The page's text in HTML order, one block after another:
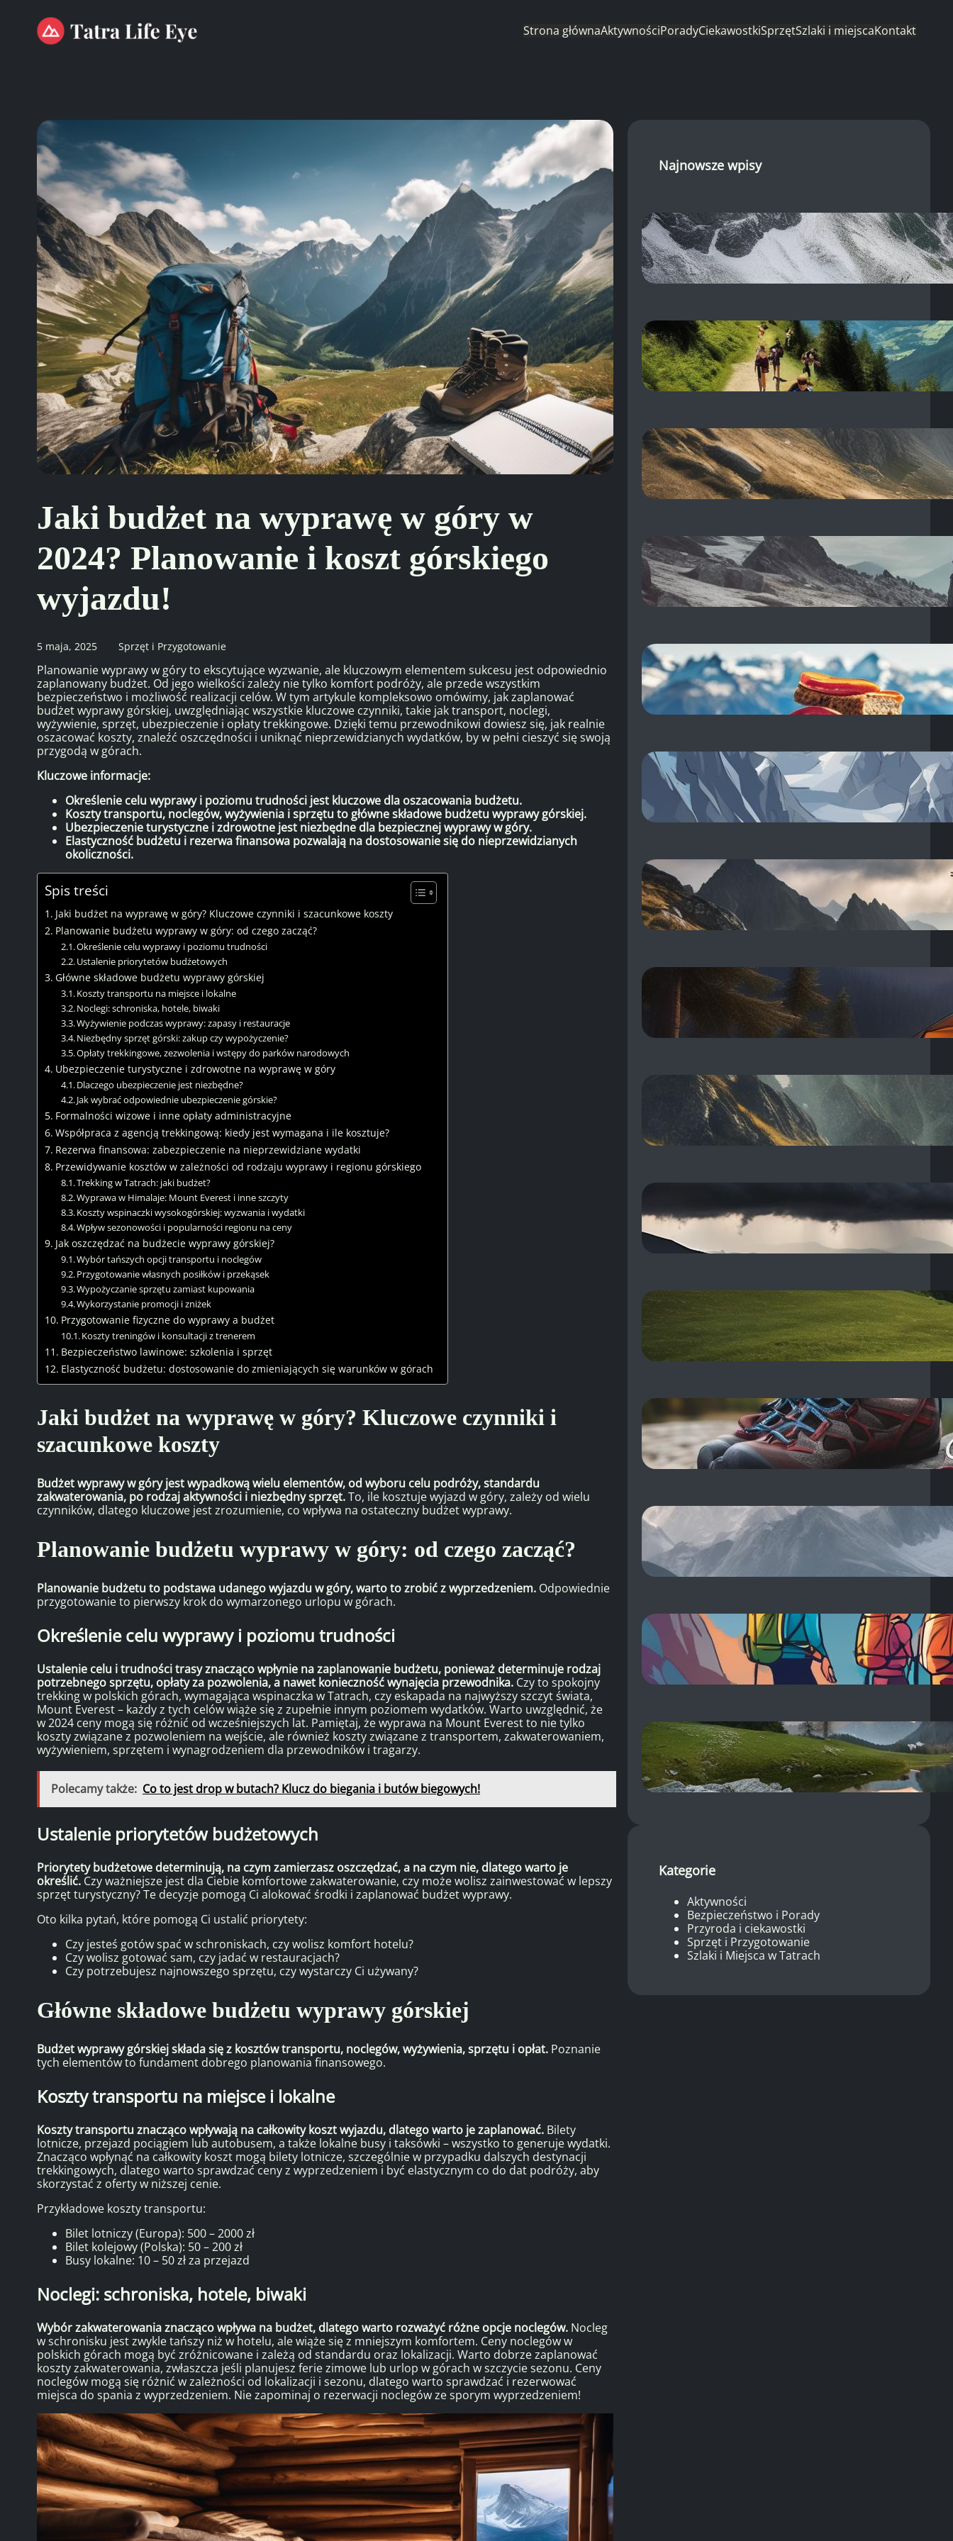
Strona głównaAktywnościPoradyCiekawostkiSprzętSzlaki i miejscaKontakt
Jaki budżet na wyprawę w góry w
2024? Planowanie i koszt górskiego
wyjazdu!
5 maja, 2025 Sprzęt i Przygotowanie
Planowanie wyprawy w góry to ekscytujące wyzwanie, ale kluczowym elementem sukcesu jest odpowiednio
zaplanowany budżet. Od jego wielkości zależy nie tylko komfort podróży, ale przede wszystkim
bezpieczeństwo i możliwość realizacji celów. W tym artykule kompleksowo omówimy, jak zaplanować
budżet wyprawy górskiej, uwzględniając wszystkie kluczowe czynniki, takie jak transport, noclegi,
wyżywienie, sprzęt, ubezpieczenie i opłaty trekkingowe. Dzięki temu przewodnikowi dowiesz się, jak realnie
oszacować koszty, znaleźć oszczędności i uniknąć nieprzewidzianych wydatków, by w pełni cieszyć się swoją
przygodą w górach.
Kluczowe informacje:
Określenie celu wyprawy i poziomu trudności jest kluczowe dla oszacowania budżetu.
Koszty transportu, noclegów, wyżywienia i sprzętu to główne składowe budżetu wyprawy górskiej.
Ubezpieczenie turystyczne i zdrowotne jest niezbędne dla bezpiecznej wyprawy w góry.
Elastyczność budżetu i rezerwa finansowa pozwalają na dostosowanie się do nieprzewidzianych
okoliczności.
Spis treści
Jaki budżet na wyprawę w góry? Kluczowe czynniki i szacunkowe koszty
Planowanie budżetu wyprawy w góry: od czego zacząć?
Określenie celu wyprawy i poziomu trudności
Ustalenie priorytetów budżetowych
Główne składowe budżetu wyprawy górskiej
Koszty transportu na miejsce i lokalne
Noclegi: schroniska, hotele, biwaki
Wyżywienie podczas wyprawy: zapasy i restauracje
Niezbędny sprzęt górski: zakup czy wypożyczenie?
Opłaty trekkingowe, zezwolenia i wstępy do parków narodowych
Ubezpieczenie turystyczne i zdrowotne na wyprawę w góry
Dlaczego ubezpieczenie jest niezbędne?
Jak wybrać odpowiednie ubezpieczenie górskie?
Formalności wizowe i inne opłaty administracyjne
Współpraca z agencją trekkingową: kiedy jest wymagana i ile kosztuje?
Rezerwa finansowa: zabezpieczenie na nieprzewidziane wydatki
Przewidywanie kosztów w zależności od rodzaju wyprawy i regionu górskiego
Trekking w Tatrach: jaki budżet?
Wyprawa w Himalaje: Mount Everest i inne szczyty
Koszty wspinaczki wysokogórskiej: wyzwania i wydatki
Wpływ sezonowości i popularności regionu na ceny
Jak oszczędzać na budżecie wyprawy górskiej?
Wybór tańszych opcji transportu i noclegów
Przygotowanie własnych posiłków i przekąsek
Wypożyczanie sprzętu zamiast kupowania
Wykorzystanie promocji i zniżek
Przygotowanie fizyczne do wyprawy a budżet
Koszty treningów i konsultacji z trenerem
Bezpieczeństwo lawinowe: szkolenia i sprzęt
Elastyczność budżetu: dostosowanie do zmieniających się warunków w górach
Jaki budżet na wyprawę w góry? Kluczowe czynniki i
szacunkowe koszty
Budżet wyprawy w góry jest wypadkową wielu elementów, od wyboru celu podróży, standardu
zakwaterowania, po rodzaj aktywności i niezbędny sprzęt.To, ile kosztuje wyjazd w góry, zależy od wielu
czynników, dlatego kluczowe jest zrozumienie, co wpływa na ostateczny budżet wyprawy.
Planowanie budżetu wyprawy w góry: od czego zacząć?
Planowanie budżetu to podstawa udanego wyjazdu w góry, warto to zrobić z wyprzedzeniem. Odpowiednie
przygotowanie to pierwszy krok do wymarzonego urlopu w górach.
Określenie celu wyprawy i poziomu trudności
Ustalenie celu i trudności trasy znacząco wpłynie na zaplanowanie budżetu, ponieważ determinuje rodzaj
potrzebnego sprzętu, opłaty za pozwolenia, a nawet konieczność wynajęcia przewodnika. Czy to spokojny
trekking w polskich górach, wymagająca wspinaczka w Tatrach, czy eskapada na najwyższy szczyt świata,
Mount Everest – każdy z tych celów wiąże się z zupełnie innym poziomem wydatków. Warto uwzględnić, że
w 2024 ceny mogą się różnić od wcześniejszych lat. Pamiętaj, że wyprawa na Mount Everest to nie tylko
koszty związane z pozwoleniem na wejście, ale również koszty związane z transportem, zakwaterowaniem,
wyżywieniem, sprzętem i wynagrodzeniem dla przewodników i tragarzy.
Polecamy także: Co to jest drop w butach? Klucz do biegania i butów biegowych!
Ustalenie priorytetów budżetowych
Priorytety budżetowe determinują, na czym zamierzasz oszczędzać, a na czym nie, dlatego warto je
określić. Czy ważniejsze jest dla Ciebie komfortowe zakwaterowanie, czy może wolisz zainwestować w lepszy
sprzęt turystyczny? Te decyzje pomogą Ci alokować środki i zaplanować budżet wyprawy.
Oto kilka pytań, które pomogą Ci ustalić priorytety:
Czy jesteś gotów spać w schroniskach, czy wolisz komfort hotelu?
Czy wolisz gotować sam, czy jadać w restauracjach?
Czy potrzebujesz najnowszego sprzętu, czy wystarczy Ci używany?
Główne składowe budżetu wyprawy górskiej
Budżet wyprawy górskiej składa się z kosztów transportu, noclegów, wyżywienia, sprzętu i opłat. Poznanie
tych elementów to fundament dobrego planowania finansowego.
Koszty transportu na miejsce i lokalne
Koszty transportu znacząco wpływają na całkowity koszt wyjazdu, dlatego warto je zaplanować. Bilety
lotnicze, przejazd pociągiem lub autobusem, a także lokalne busy i taksówki – wszystko to generuje wydatki.
Znacząco wpłynąć na całkowity koszt mogą bilety lotnicze, szczególnie w przypadku dalszych destynacji
trekkingowych, dlatego warto sprawdzać ceny z wyprzedzeniem i być elastycznym co do dat podróży, aby
skorzystać z oferty w niższej cenie.
Przykładowe koszty transportu:
Bilet lotniczy (Europa): 500 – 2000 zł
Bilet kolejowy (Polska): 50 – 200 zł
Busy lokalne: 10 – 50 zł za przejazd
Noclegi: schroniska, hotele, biwaki
Wybór zakwaterowania znacząco wpływa na budżet, dlatego warto rozważyć różne opcje noclegów. Nocleg
w schronisku jest zwykle tańszy niż w hotelu, ale wiąże się z mniejszym komfortem. Ceny noclegów w
polskich górach mogą być zróżnicowane i zależą od standardu oraz lokalizacji. Warto dobrze zaplanować
koszty zakwaterowania, zwłaszcza jeśli planujesz ferie zimowe lub urlop w górach w szczycie sezonu. Ceny
noclegów mogą się różnić w zależności od lokalizacji i sezonu, dlatego warto sprawdzać i rezerwować
miejsca do spania z wyprzedzeniem. Nie zapominaj o rezerwacji noclegów ze sporym wyprzedzeniem!
Najnowsze wpisy
Morskie Oko kamera: Widok z
brzegu, pogoda w Tatrach i
system TOPR!
22 sierpnia, 2025
Dolina Jaworzynki szlak: z
Kuźnic na Halę Gąsienicową!
21 sierpnia, 2025
Odzież outdoor co to znaczy?
Przewodnik po odzieży
outdoorowej
21 sierpnia, 2025
Outerwear kurtka co to znaczy?
Odzież wierzchnia i tłumaczenie
po polsku
19 sierpnia, 2025
**Przekąski w góry: co warto
zabrać? Zdrowe jedzenie na
szlak!**
18 sierpnia, 2025
**Raki a raczki:** Jak wybrać
rodzaj raków lub raczków na
zimowy wyjazd?
18 sierpnia, 2025
Rozgrzewka przed treningiem:
Jak rozgrzać się na siłowni
ćwiczeniami?
18 sierpnia, 2025
Spanie w namiocie 10 stopni: Jak
nie zmarznąć w chłodne noce na
biwaku? Śpiwór!
17 sierpnia, 2025
Spodnie w góry na lato: jakie
wybrać na chodzenie po górach
latem?
17 sierpnia, 2025
się zachować w jej trakcie, by
unikać?
Dolina Kościeliska szlaki:
Turystyczne Tatry – Jaskinie i
Schroniska!
16 sierpnia, 2025
Sprzęt wspinaczkowy – nazwy:
Podstawowy zestaw i akcesoria
do wspinaczki
16 sierpnia, 2025
Choroba Wysokogórska:
Objawy, Profilaktyka i Pierwsza
Pomoc – Zapobiegaj!
15 sierpnia, 2025
Co na zakwasy po treningu?
Sprawdzone sposoby na ból
mięśni!
14 sierpnia, 2025
Dolina Pięciu Stawów: Pogoda –
Sprawdź Aktualną i
Długoterminową!
14 sierpnia, 2025
Kategorie
Aktywności
Bezpieczeństwo i Porady
Przyroda i ciekawostki
Sprzęt i Przygotowanie
Szlaki i Miejsca w Tatrach